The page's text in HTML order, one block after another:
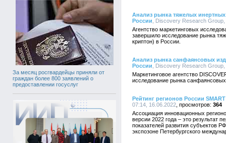
За месяц росгвардейцы приняли от
граждан более 800 заявлений о
предоставлении госуслуг
Анализ рынка тяжелых
России , Discovery Research
Агентство маркетинговых
завершило исследование рынка
криптон) в России.
Анализ рынка санфаянсовых
России , Discovery Research
Маркетинговое агентство
исследование рынка
Рейтинг регионов России
07:14, 16.06.2022
364
Ассоциация инновационных
версии 2022 года – это результат
показателей развития субъектов
экспозоне Петербургского